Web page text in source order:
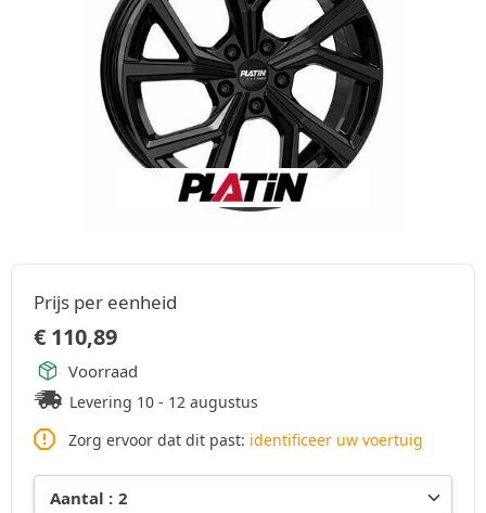
Prijs per eenheid
€ 110,89
Voorraad
Levering 10 - 12 augustus
Zorg ervoor dat dit past: identificeer uw voertuig